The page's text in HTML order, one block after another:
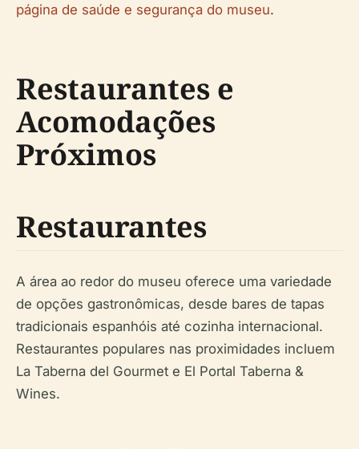
página de saúde e segurança do museu.
Restaurantes e
Acomodações
Próximos
Restaurantes
A área ao redor do museu oferece uma variedade
de opções gastronômicas, desde bares de tapas
tradicionais espanhóis até cozinha internacional.
Restaurantes populares nas proximidades incluem
La Taberna del Gourmet e El Portal Taberna &
Wines.